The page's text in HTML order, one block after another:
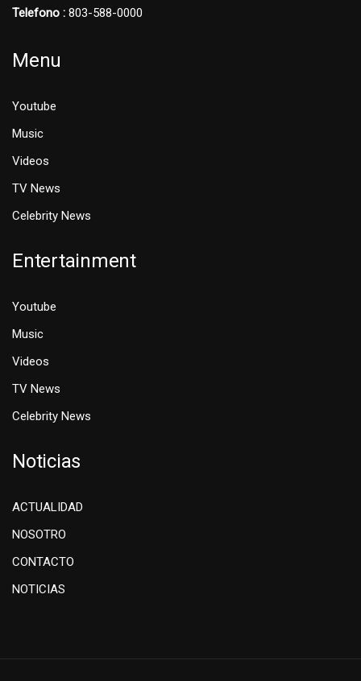
Telefono : 803-588-0000
Menu
Youtube
Music
Videos
TV News
Celebrity News
Entertainment
Youtube
Music
Videos
TV News
Celebrity News
Noticias
ACTUALIDAD
NOSOTRO
CONTACTO
NOTICIAS